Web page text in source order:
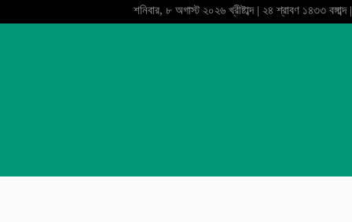
শনিবার, ৮ অগাস্ট ২০২৬ খ্রীষ্টাব্দ | ২৪ শ্রাবণ ১৪৩৩ বঙ্গাব্দ |